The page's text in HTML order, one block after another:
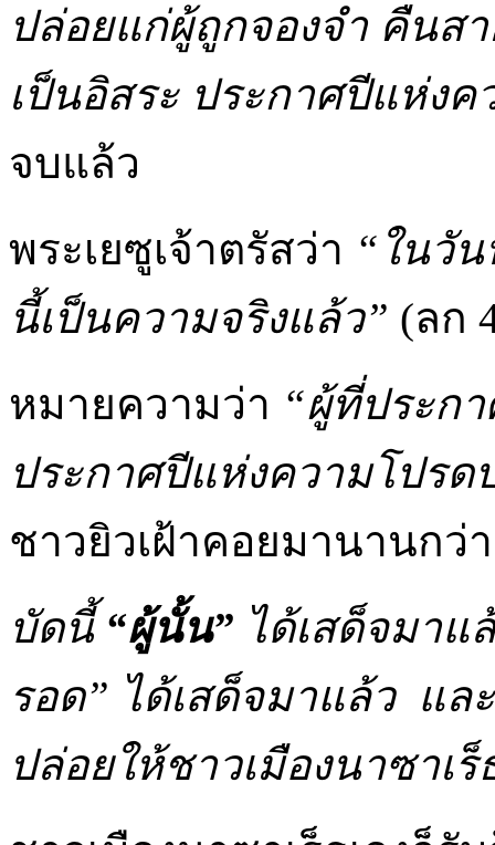
ปล่อยแก่ผู้ถูกจองจำ คืนส
เป็นอิสระ ประกาศปีแห่ง
จบแล้ว
พระเยซูเจ้าตรัสว่า “ในวั
นี้เป็นความจริงแล้ว” (ลก
หมายความว่า “ผู้ที่ประก
ประกาศปีแห่งความโปรด
ชาวยิวเฝ้าคอยมานานกว่า
บัดนี้ “ผู้นั้น” ได้เสด็จมาแ
รอด” ได้เสด็จมาแล้ว แล
ปล่อยให้ชาวเมืองนาซาเ